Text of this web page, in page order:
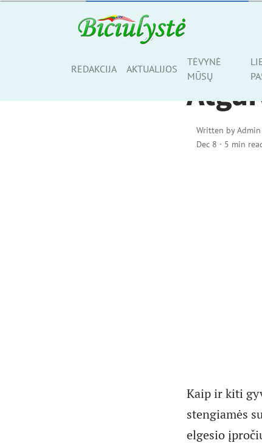
REDAKCIJA AKTUALIJOS
TĖVYNĖ
MŪSŲ
ŠIS BEI TAS
Written byAdmin
Dec 8 · 5 min
Kaip ir kiti
stengiamės
elgesio
Share